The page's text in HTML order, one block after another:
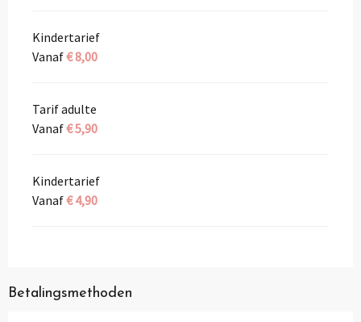
Kindertarief
Vanaf€ 8,00
Tarif adulte
Vanaf€ 5,90
Kindertarief
Vanaf€ 4,90
Betalingsmethoden